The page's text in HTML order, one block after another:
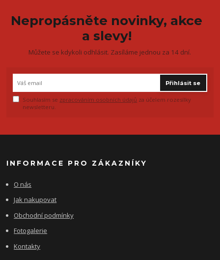
Nepropásněte novinky, akce
a slevy!
Můžete se kdykoli odhlásit. Zasíláme jednou za 14 dní.
Přihlásit se
Souhlasím se zpracováním osobních údajů za účelem rozesílky
newsletteru.
INFORMACE PRO ZÁKAZNÍKY
O nás
Jak nakupovat
Obchodní podmínky
Fotogalerie
Kontakty